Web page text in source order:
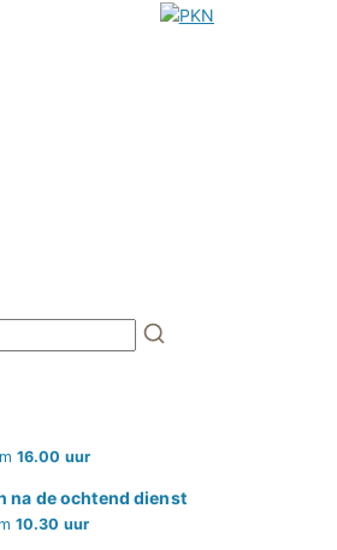
16.00 uur
na de ochtend dienst
10.30 uur